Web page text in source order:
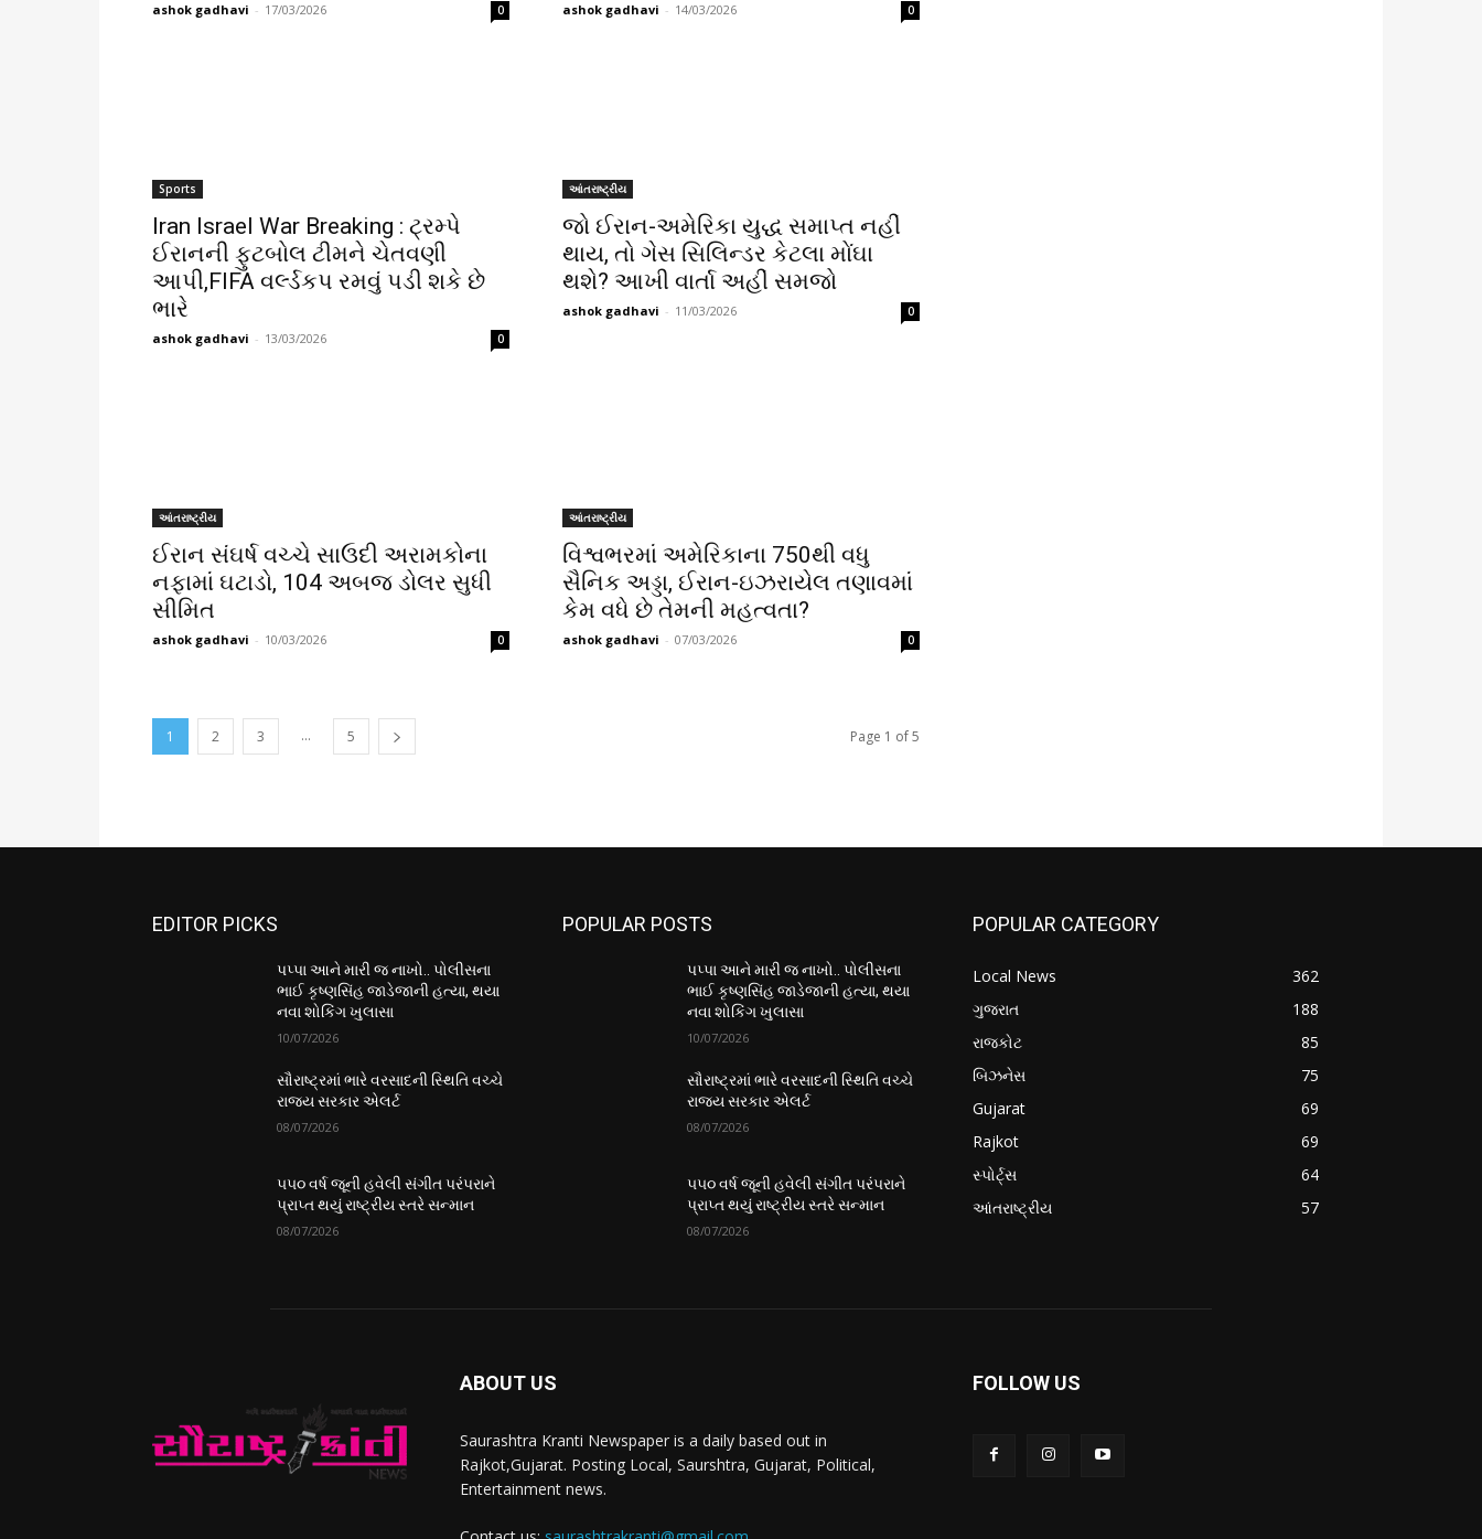
ashok gadhavi - 17/03/2026 0 ashok gadhavi - 14/03/2026 0
Sports
Iran Israel War Breaking : ટ્રમ્પે
ઈરાનની ફુટબોલ ટીમને ચેતવણી
આપી,FIFA વર્લ્ડકપ રમવું પડી શકે છે
ભારે
ashok gadhavi - 13/03/2026 0
આંતરાષ્ટ્રીય
જો ઈરાન-અમેરિકા યુદ્ધ સમાપ્ત નહીં
થાય, તો ગેસ સિલિન્ડર કેટલા મોંઘા
થશે? આખી વાર્તા અહીં સમજો
ashok gadhavi - 11/03/2026 0
આંતરાષ્ટ્રીય
ઈરાન સંઘર્ષ વચ્ચે સાઉદી અરામકોના
નફામાં ઘટાડો, 104 અબજ ડોલર સુધી
સીમિત
ashok gadhavi - 10/03/2026 0
આંતરાષ્ટ્રીય
વિશ્વભરમાં અમેરિકાના 750થી વધુ
સૈનિક અડ્ડા, ઈરાન-ઇઝરાયેલ તણાવમાં
કેમ વધે છે તેમની મહત્વતા?
ashok gadhavi - 07/03/2026 0
1 2 3 ... 5 Page 1 of 5
EDITOR PICKS
પપ્પા આને મારી જ નાખો.. પોલીસના
ભાઈ કૃષ્ણસિંહ જાડેજાની હત્યા, થયા
નવા શોકિંગ ખુલાસા
10/07/2026
સૌરાષ્ટ્રમાં ભારે વરસાદની સ્થિતિ વચ્ચે
રાજ્ય સરકાર એલર્ટ
08/07/2026
૫૫૦ વર્ષ જૂની હવેલી સંગીત પરંપરાને
પ્રાપ્ત થયું રાષ્ટ્રીય સ્તરે સન્માન
08/07/2026
POPULAR POSTS
પપ્પા આને મારી જ નાખો.. પોલીસના
ભાઈ કૃષ્ણસિંહ જાડેજાની હત્યા, થયા
નવા શોકિંગ ખુલાસા
10/07/2026
સૌરાષ્ટ્રમાં ભારે વરસાદની સ્થિતિ વચ્ચે
રાજ્ય સરકાર એલર્ટ
08/07/2026
૫૫૦ વર્ષ જૂની હવેલી સંગીત પરંપરાને
પ્રાપ્ત થયું રાષ્ટ્રીય સ્તરે સન્માન
08/07/2026
POPULAR CATEGORY
Local News
362
ગુજરાત
188
રાજકોટ
85
બિઝનેસ
75
Gujarat
69
Rajkot
69
સ્પોર્ટ્સ
64
આંતરાષ્ટ્રીય
57
ABOUT US
Saurashtra Kranti Newspaper is a daily based out in
Rajkot,Gujarat. Posting Local, Saurshtra, Gujarat, Political,
Entertainment news.
FOLLOW US